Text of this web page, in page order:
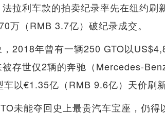
拉利车款的拍卖纪录率先在纽约刷
万（RMB 3.7亿）破纪录成交。
2018年曾有一辆250 GTO以
存世仅2辆的奔驰（Mercedes-
以€1.35亿（RMB 9.6亿）天价刷新
未能夺回史上最贵汽车宝座，仍得